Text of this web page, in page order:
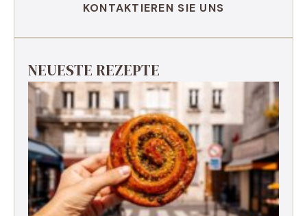
KONTAKTIEREN SIE UNS
NEUESTE REZEPTE